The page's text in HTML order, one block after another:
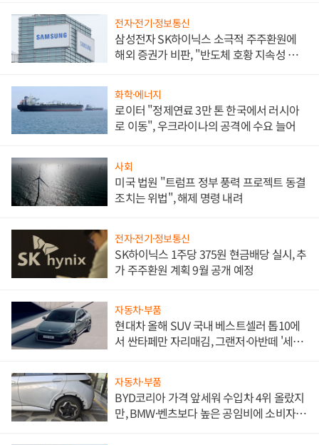
전자·전기·정보통신
삼성전자 SK하이닉스 소극적 주주환원에
해외 증권가 비판, "반도체 호황 지속성 의
화학·에너지
로이터 "정제연료 3만 톤 한국에서 러시아
로 이동", 우크라이나의 공격에 수요 늘어
사회
미국 법원 "트럼프 정부 풍력 프로젝트 동결
조치는 위법", 해제 명령 내려
전자·전기·정보통신
SK하이닉스 1주당 375원 현금배당 실시, 추
가 주주환원 계획 9월 공개 예정
자동차·부품
현대차 올해 SUV 국내 베스트셀러 톱10에
서 싼타페만 자리매김, 그랜저·아반떼 '세단
자동차·부품
BYD코리아 가격 앞세워 수입차 4위 올랐지
만, BMW·벤츠보다 높은 공임비에 소비자